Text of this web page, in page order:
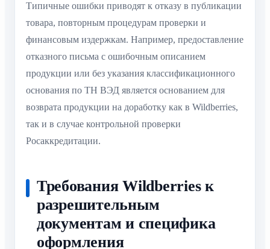
Типичные ошибки приводят к отказу в публикации
товара, повторным процедурам проверки и
финансовым издержкам. Например, предоставление
отказного письма с ошибочным описанием
продукции или без указания классификационного
основания по ТН ВЭД является основанием для
возврата продукции на доработку как в Wildberries,
так и в случае контрольной проверки
Росаккредитации.
Требования Wildberries к
разрешительным
документам и специфика
оформления